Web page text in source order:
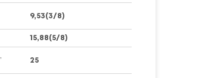
9,53(3/8)
15,88(5/8)
25